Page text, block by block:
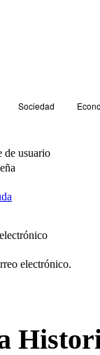
Sociedad
de usuario
electrónico.